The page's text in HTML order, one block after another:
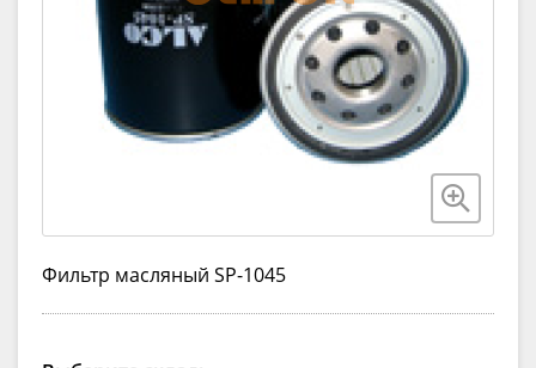
Фильтр масляный SP-1045